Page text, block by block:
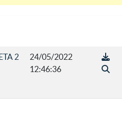
2
24/05/2022
12:46:36